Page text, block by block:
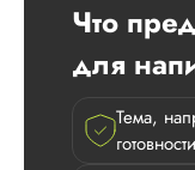
Что
для
Тема,